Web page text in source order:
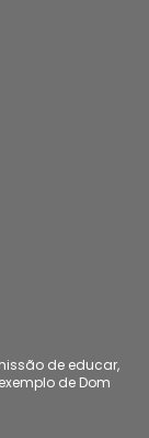
de educar,
de Dom